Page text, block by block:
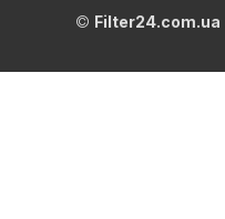
© Filter24.com.ua